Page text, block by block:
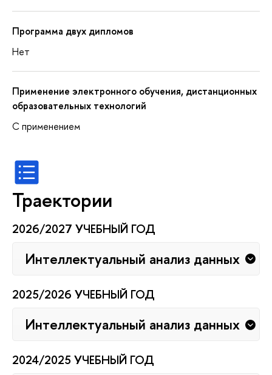
Программа двух дипломов
Нет
Применение электронного обучения, дистанционных
образовательных технологий
С применением
Траектории
2026/2027 УЧЕБНЫЙ ГОД
Интеллектуальный анализ данных
2025/2026 УЧЕБНЫЙ ГОД
Интеллектуальный анализ данных
2024/2025 УЧЕБНЫЙ ГОД